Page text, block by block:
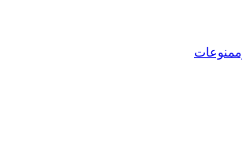
منوعات